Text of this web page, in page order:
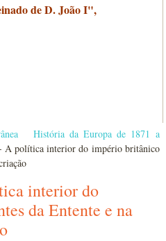
de D. João I",
História da Europa de 1871 a
A política interior do império britânico
interior do
da Entente e na